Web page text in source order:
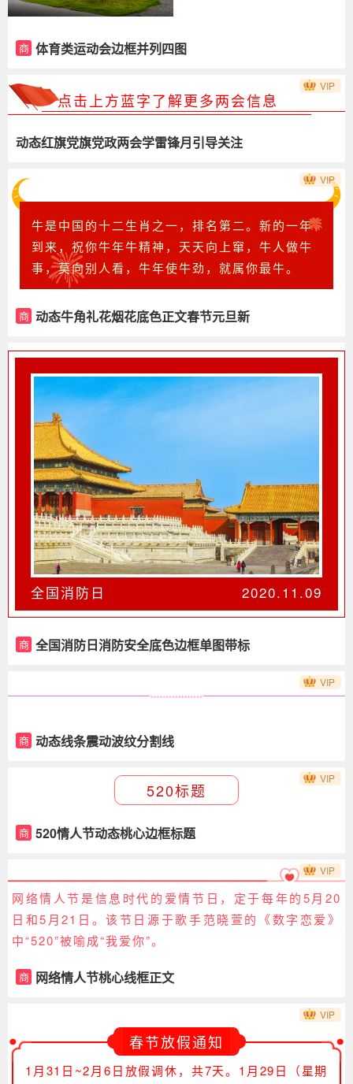
商 体育类运动会边框并列四图
点击上方蓝字了解更多两会信息
动态红旗党旗党政两会学雷锋月引导关注
VIP
牛是中国的十二生肖之一，排名第二。新的一年
到来，祝你牛年牛精神，天天向上窜，牛人做牛
事，莫向别人看，牛年使牛劲，就属你最牛。
商 动态牛角礼花烟花底色正文春节元旦新
年
VIP
全国消防日 2020.11.09
商 全国消防日消防安全底色边框单图带标
商 动态线条震动波纹分割线
VIP
520标题
商 520情人节动态桃心边框标题
VIP
网络情人节是信息时代的爱情节日，定于每年的5月20
日和5月21日。该节日源于歌手范晓萱的《数字恋爱》
中“520”被喻成“我爱你”。
商 网络情人节桃心线框正文
VIP
春节放假通知
1月31日~2月6日放假调休，共7天。1月29日（星期
VIP